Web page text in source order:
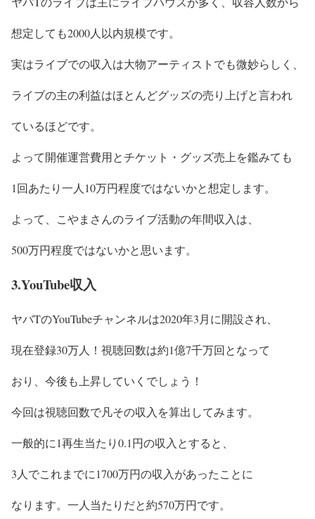
想定しても2000人以内規模です。
実はライブでの収入は大物アーティストでも微妙らしく、
ライブの主の利益はほとんどグッズの売り上げと言われ
ているほどです。
よって開催運営費用とチケット・グッズ売上を鑑みても
1回あたり一人10万円程度ではないかと想定します。
よって、こやまさんのライブ活動の年間収入は、
500万円程度ではないかと思います。
3.YouTube収入
ヤバTのYouTubeチャンネルは2020年3月に開設され、
現在登録30万人！視聴回数は約1億7千万回となって
おり、今後も上昇していくでしょう！
今回は視聴回数で凡その収入を算出してみます。
一般的に1再生当たり0.1円の収入とすると、
3人でこれまでに1700万円の収入があったことに
なります。一人当たりだと約570万円です。